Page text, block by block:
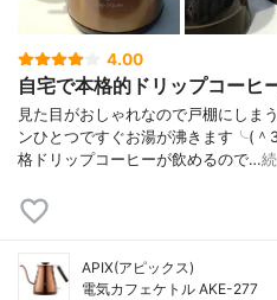
4.00
自宅で本格的ドリップコーヒ
見た目がおしゃれなので戸棚にしま
ンひとつですぐお湯が沸きます╰(
格ドリップコーヒーが飲めるので…
APIX(アピックス)
電気カフェケトル AKE-277